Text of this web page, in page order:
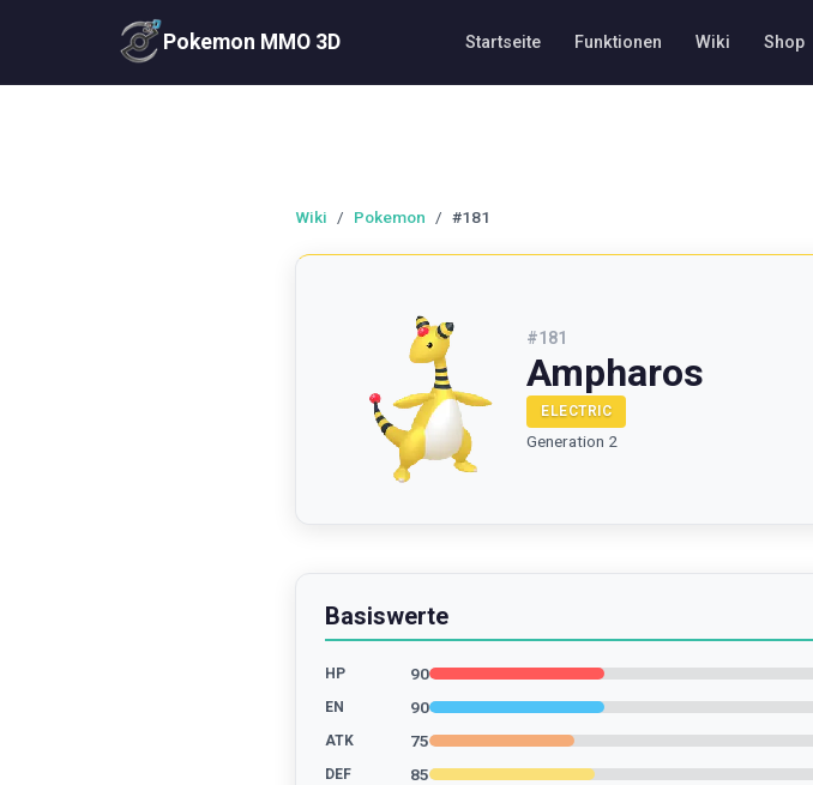
Pokemon MMO 3D Startseite Funktionen Wiki Shop
Wiki / Pokemon / #181
#181
Ampharos
ELECTRIC
Generation 2
Basiswerte
HP 90
EN 90
ATK 75
DEF 85